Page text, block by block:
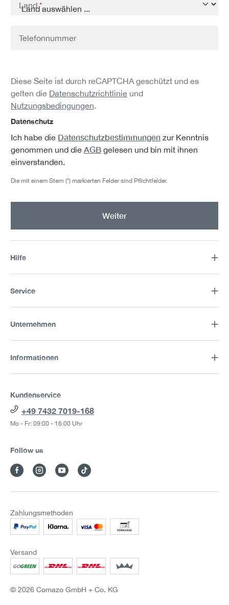
Land*
Telefonnummer
Diese Seite ist durch reCAPTCHA geschützt und es
gelten die Datenschutzrichtlinie und
Nutzungsbedingungen.
Datenschutz
Ich habe die Datenschutzbestimmungen zur Kenntnis
genommen und die AGB gelesen und bin mit ihnen
einverstanden.
Die mit einem Stern (*) markierten Felder sind Pflichtfelder.
Weiter
Hilfe
Service
Unternehmen
Informationen
Kundenservice
+49 7432 7019-168
Mo - Fr: 09:00 - 16:00 Uhr
Follow us
Zahlungsmethoden
Versand
© 2026 Comazo GmbH + Co. KG